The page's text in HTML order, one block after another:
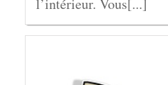
l’intérieur. Vous[...]